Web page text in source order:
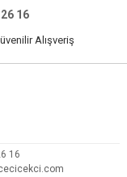
16
Alışveriş
16